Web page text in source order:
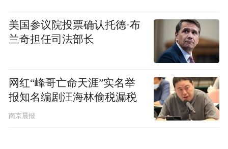
美国参议院投票确认托德·布
兰奇担任司法部长
网红“峰哥亡命天涯”实名举
报知名编剧汪海林偷税漏税
南京晨报